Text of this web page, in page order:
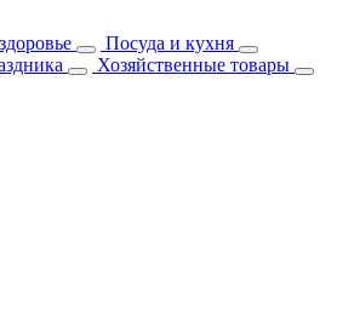
Посуда и кухня
Хозяйственные товары